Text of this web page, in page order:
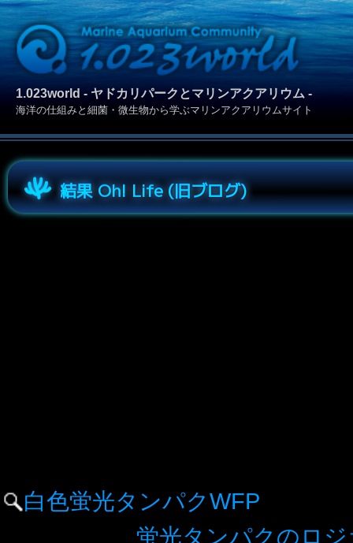
1.023world - ヤドカリパークとマリンアクアリウム -
海洋の仕組みと細菌・微生物から学ぶマリンアクアリウムサイト
結果 Oh! Life (旧ブログ)
白色蛍光タンパクWFP
蛍光タンパクのロ